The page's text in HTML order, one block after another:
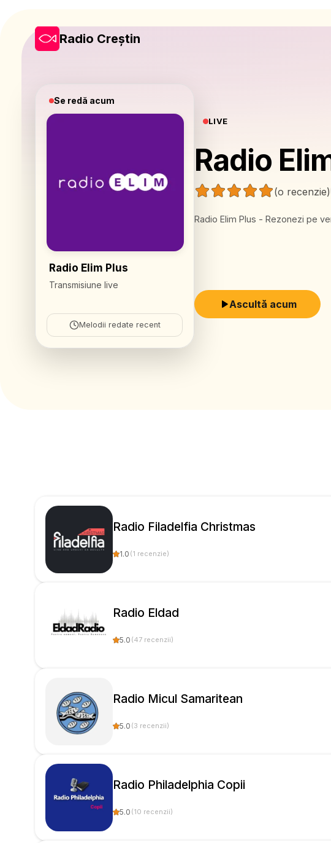
Radio Creștin
Se redă acum
Radio Elim Plus
Transmisiune live
Melodii redate recent
LIVE
Radio
(o recenzie)
Radio Elim Plus - Rezonezi pe
Ascultă acum
Radio Filadelfia Christmas
1.0 (1 recenzie)
Radio Eldad
5.0 (47 recenzii)
Radio Micul Samaritean
5.0 (3 recenzii)
Radio Philadelphia Copii
5.0 (10 recenzii)